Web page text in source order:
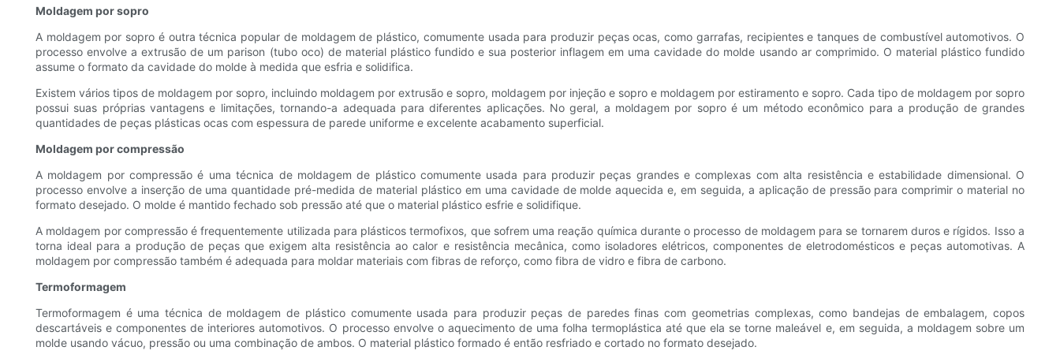
Moldagem por sopro
A moldagem por sopro é outra técnica popular de moldagem de plástico, comumente usada para produzir peças ocas, como garrafas, recipientes e tanques de combustível automotivos. O
processo envolve a extrusão de um parison (tubo oco) de material plástico fundido e sua posterior inflagem em uma cavidade do molde usando ar comprimido. O material plástico fundido
assume o formato da cavidade do molde à medida que esfria e solidifica.
Existem vários tipos de moldagem por sopro, incluindo moldagem por extrusão e sopro, moldagem por injeção e sopro e moldagem por estiramento e sopro. Cada tipo de moldagem por sopro
possui suas próprias vantagens e limitações, tornando-a adequada para diferentes aplicações. No geral, a moldagem por sopro é um método econômico para a produção de grandes
quantidades de peças plásticas ocas com espessura de parede uniforme e excelente acabamento superficial.
Moldagem por compressão
A moldagem por compressão é uma técnica de moldagem de plástico comumente usada para produzir peças grandes e complexas com alta resistência e estabilidade dimensional. O
processo envolve a inserção de uma quantidade pré-medida de material plástico em uma cavidade de molde aquecida e, em seguida, a aplicação de pressão para comprimir o material no
formato desejado. O molde é mantido fechado sob pressão até que o material plástico esfrie e solidifique.
A moldagem por compressão é frequentemente utilizada para plásticos termofixos, que sofrem uma reação química durante o processo de moldagem para se tornarem duros e rígidos. Isso a
torna ideal para a produção de peças que exigem alta resistência ao calor e resistência mecânica, como isoladores elétricos, componentes de eletrodomésticos e peças automotivas. A
moldagem por compressão também é adequada para moldar materiais com fibras de reforço, como fibra de vidro e fibra de carbono.
Termoformagem
Termoformagem é uma técnica de moldagem de plástico comumente usada para produzir peças de paredes finas com geometrias complexas, como bandejas de embalagem, copos
descartáveis ​​e componentes de interiores automotivos. O processo envolve o aquecimento de uma folha termoplástica até que ela se torne maleável e, em seguida, a moldagem sobre um
molde usando vácuo, pressão ou uma combinação de ambos. O material plástico formado é então resfriado e cortado no formato desejado.